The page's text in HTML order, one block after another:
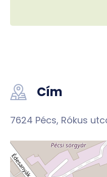
Cím
7624 Pécs, Rókus